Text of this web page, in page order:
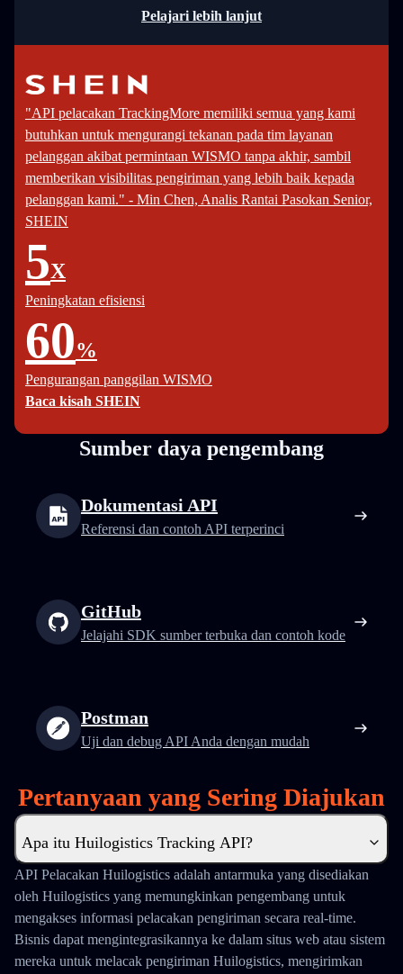
Pelajari lebih lanjut
"API pelacakan TrackingMore memiliki semua yang kami
butuhkan untuk mengurangi tekanan pada tim layanan
pelanggan akibat permintaan WISMO tanpa akhir, sambil
memberikan visibilitas pengiriman yang lebih baik kepada
pelanggan kami." - Min Chen, Analis Rantai Pasokan Senior,
SHEIN
5X
Peningkatan efisiensi
60%
Pengurangan panggilan WISMO
Baca kisah SHEIN
Sumber daya pengembang
Dokumentasi API
Referensi dan contoh API terperinci
GitHub
Jelajahi SDK sumber terbuka dan contoh kode
Postman
Uji dan debug API Anda dengan mudah
Pertanyaan yang Sering Diajukan
Apa itu Huilogistics Tracking API?
API Pelacakan Huilogistics adalah antarmuka yang disediakan
oleh Huilogistics yang memungkinkan pengembang untuk
mengakses informasi pelacakan pengiriman secara real-time.
Bisnis dapat mengintegrasikannya ke dalam situs web atau sistem
mereka untuk melacak pengiriman Huilogistics, mengirimkan